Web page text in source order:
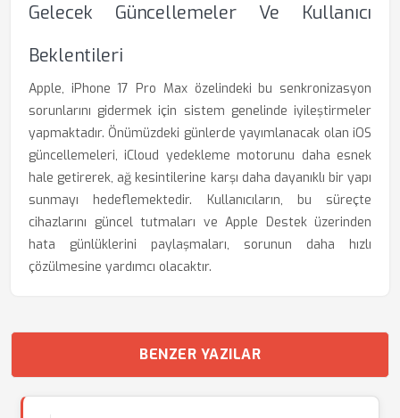
Gelecek Güncellemeler Ve Kullanıcı
Beklentileri
Apple, iPhone 17 Pro Max özelindeki bu senkronizasyon
sorunlarını gidermek için sistem genelinde iyileştirmeler
yapmaktadır. Önümüzdeki günlerde yayımlanacak olan iOS
güncellemeleri, iCloud yedekleme motorunu daha esnek
hale getirerek, ağ kesintilerine karşı daha dayanıklı bir yapı
sunmayı hedeflemektedir. Kullanıcıların, bu süreçte
cihazlarını güncel tutmaları ve Apple Destek üzerinden
hata günlüklerini paylaşmaları, sorunun daha hızlı
çözülmesine yardımcı olacaktır.
BENZER YAZILAR